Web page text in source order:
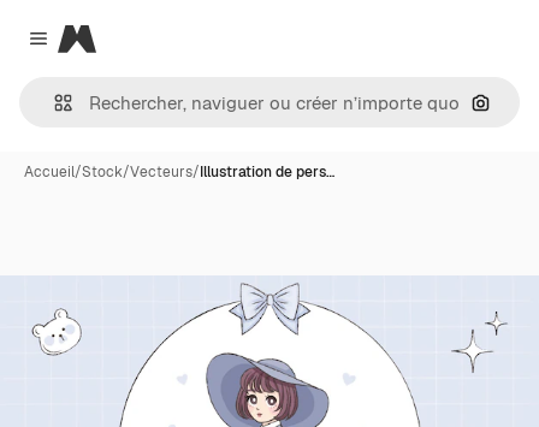
Close menu
Magnific
Accueil/Stock/Vecteurs/Illustration de pers…